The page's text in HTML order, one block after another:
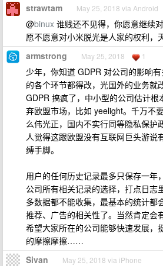
strawtam May 25, 2018 via Android
@binux 谁贱还不见得，你愿意继续
愿不愿意对小米脱光是人家的权利，
armstrong May 25, 2018 1
少年，你知道 GDPR 对公司的影响
的各个环节都得改，光国外的业务就
GDPR 搞疯了，中小型的公司估计
弃欧盟市场，比如 yeelight。千万不
么伟光正，国内不实行同等隐私保护
人觉得这跟欧盟没有互联网巨头游说
缚手脚。
用户的任何历史记录最多只保存一年
公司所有相关记录的选择，打点日志
多数据都不能收集，最基本的统计都
推荐、广告的相关性了。当然肯定会
希望大家所在的公司能够快速发展，
的摩擦摩擦……
Sivan May 25, 2018 via iPhone